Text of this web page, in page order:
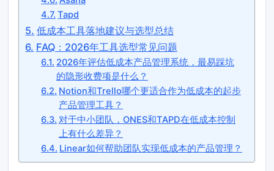
Tapd
低成本工具落地建议与选型总结
FAQ：2026年工具选型常见问题
2026年评估低成本产品管理系统，最易踩坑
的隐形收费项是什么？
Notion和Trello哪个更适合作为低成本的起步
产品管理工具？
对于中小团队，ONES和TAPD在低成本控制
上有什么差异？
Linear如何帮助团队实现低成本的产品管理？